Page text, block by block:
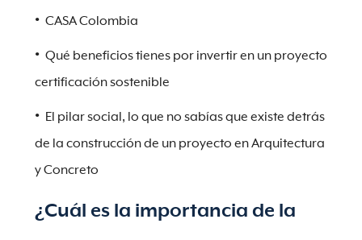
CASA Colombia
Qué beneficios tienes por invertir en un proyecto
certificación sostenible
El pilar social, lo que no sabías que existe detrás
de la construcción de un proyecto en Arquitectura
y Concreto
¿Cuál es la importancia de la